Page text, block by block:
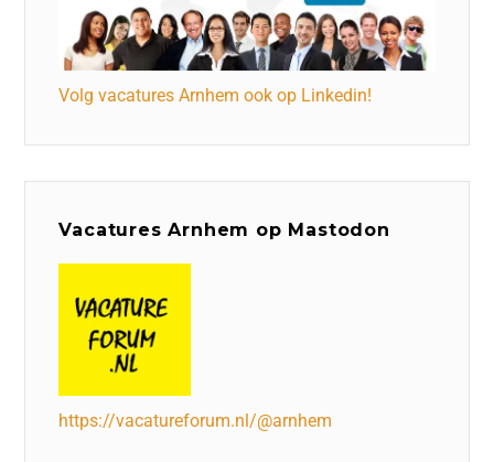
Volg vacatures Arnhem ook op Linkedin!
Vacatures Arnhem op Mastodon
https://vacatureforum.nl/@arnhem